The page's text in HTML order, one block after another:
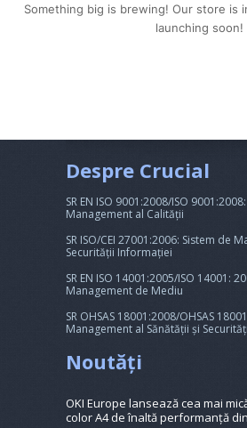
Something big is brewing! Our store is
launching soon!
Despre Crucial
SR EN ISO 9001:2008/ISO
Management al Calității
SR ISO/CEI 27001:2006: Sistem de
Securității Informației
SR EN ISO 14001:2005/ISO 14001:
Management de Mediu
SR OHSAS 18001:2008/OHSAS
Management al Sănătății și
Noutăți
OKI Europe lansează cea mai
color A4 de înaltă performanță